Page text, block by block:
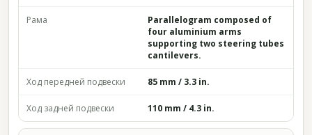
Рама
Parallelogram composed of
four aluminium arms
supporting two steering tubes
cantilevers.
Ход передней подвески 85 mm / 3.3 in.
Ход задней подвески 110 mm / 4.3 in.